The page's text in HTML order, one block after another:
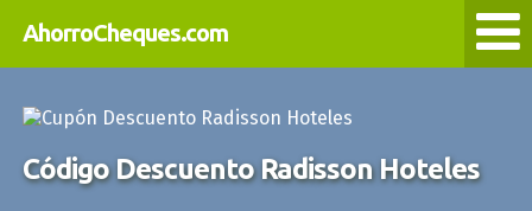
AhorroCheques.com
Código Descuento Radisson Hoteles